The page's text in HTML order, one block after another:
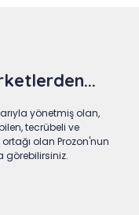
yönetmiş olan,
tecrübeli ve
olan Prozon'nun
görebilirsiniz.